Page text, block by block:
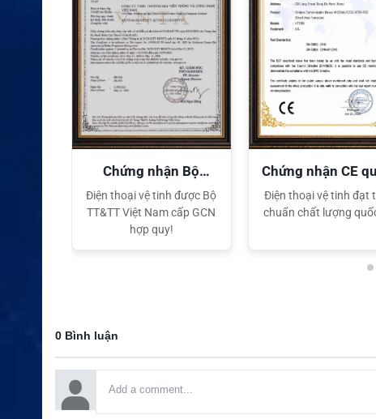
Chứng nhận Bộ
TT&TT
Điện thoại vệ tinh được Bộ
TT&TT Việt Nam cấp GCN
hợp quy!
Chứng nhận CE
tế
Điện thoại vệ tinh đạt
chuẩn chất lượng
0 Bình luận